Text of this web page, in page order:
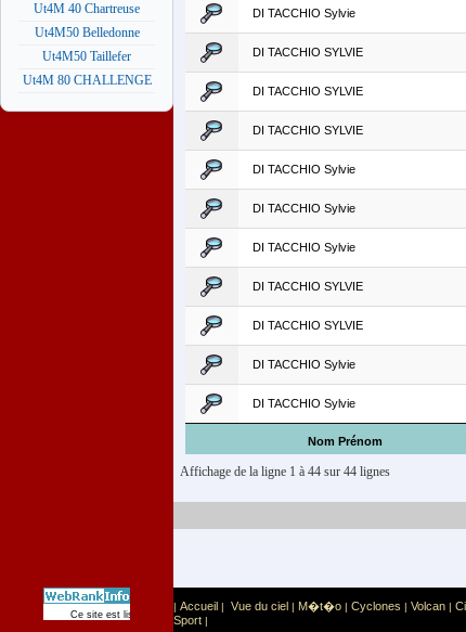
Ut4M 40 Chartreuse
Ut4M50 Belledonne
Ut4M50 Taillefer
Ut4M 80 CHALLENGE
Nom Prénom
DI TACCHIO Sylvie
DI TACCHIO SYLVIE
DI TACCHIO SYLVIE
DI TACCHIO SYLVIE
DI TACCHIO Sylvie
DI TACCHIO Sylvie
DI TACCHIO Sylvie
DI TACCHIO SYLVIE
DI TACCHIO SYLVIE
DI TACCHIO Sylvie
DI TACCHIO Sylvie
Affichage de la ligne 1 à 44 sur 44 lignes
Ce site est list� dans la cat�gorie Sport Sports extr�mes
| Accueil | Vue du ciel | M�t�o | Cyclones | Volcan |
Sport |